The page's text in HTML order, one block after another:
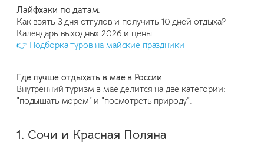
Лайфхаки по датам:
Как взять 3 дня отгулов и получить 10 дней отдыха?
Календарь выходных 2026 и цены.
👉 Подборка туров на майские праздники
Где лучше отдыхать в мае в России
Внутренний туризм в мае делится на две категории:
"подышать морем" и "посмотреть природу".
1. Сочи и Красная Поляна